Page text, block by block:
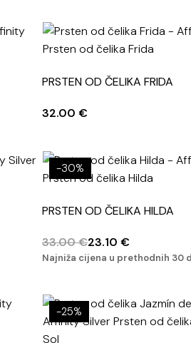
PRSTEN OD ČELIKA FRIDA
32.00 €
PRSTEN OD ČELIKA HILDA
-30%
33.00€23.10 €
Najniža cijena u prethodnih 30
-25%